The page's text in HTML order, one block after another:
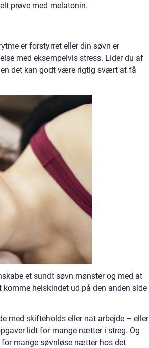
prøve med melatonin.
er forstyrret eller din søvn er
med eksempelvis stress. Lider du af
det kan godt være rigtig svært at få
et sundt søvn mønster og med at
helskindet ud på den anden side
med skifteholds eller nat arbejde – eller
lidt for mange nætter i streg. Og
mange søvnløse nætter hos det